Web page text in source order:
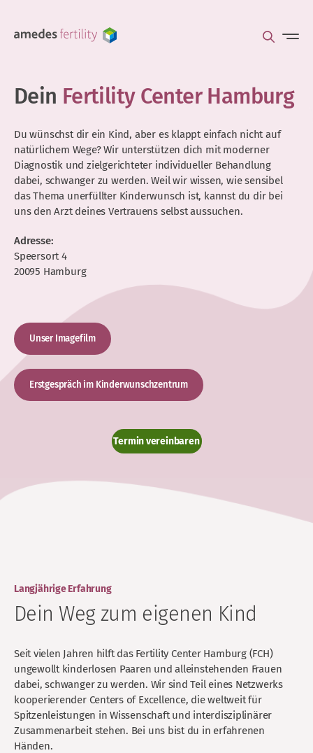
Dein Fertility Center Hamburg
Du wünschst dir ein Kind, aber es klappt einfach nicht auf
natürlichem Wege? Wir unterstützen dich mit moderner
Diagnostik und zielgerichteter individueller Behandlung
dabei, schwanger zu werden. Weil wir wissen, wie sensibel
das Thema unerfüllter Kinderwunsch ist, kannst du dir bei
uns den Arzt deines Vertrauens selbst aussuchen.
Adresse:
Speersort 4
20095 Hamburg
Unser Imagefilm
Erstgespräch im Kinderwunschzentrum
Termin vereinbaren
Langjährige Erfahrung
Dein Weg zum eigenen Kind
Seit vielen Jahren hilft das Fertility Center Hamburg (FCH)
ungewollt kinderlosen Paaren und alleinstehenden Frauen
dabei, schwanger zu werden. Wir sind Teil eines Netzwerks
kooperierender Centers of Excellence, die weltweit für
Spitzenleistungen in Wissenschaft und interdisziplinärer
Zusammenarbeit stehen. Bei uns bist du in erfahrenen
Händen.